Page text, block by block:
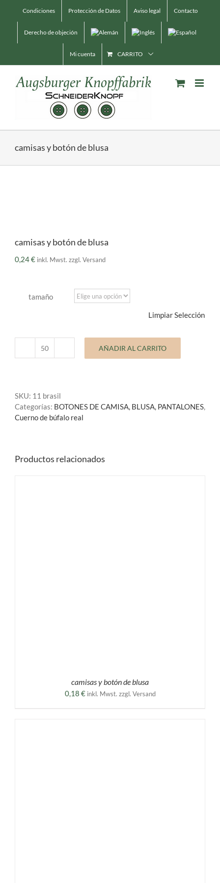
Condiciones Protección de Datos Aviso legal Contacto
Derecho de objeción
Mi cuenta CARRITO
camisas y botón de blusa
camisas y botón de blusa
0,24€ inkl. Mwst. zzgl. Versand
tamaño
Limpiar Selección
camisas
blusa
cantidad
AÑADIR AL CARRITO
SKU: 11 brasil
Categorías: BOTONES DE CAMISA, BLUSA, PANTALONES,
Cuerno de búfalo real
Productos relacionados
camisas y botón de blusa
0,18 € inkl. Mwst. zzgl. Versand